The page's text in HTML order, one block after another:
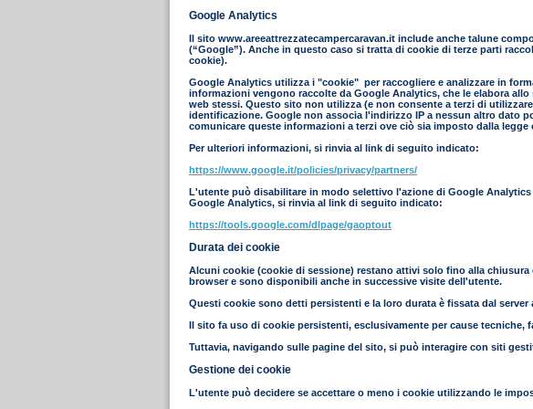
Google Analytics
Il sito www.areeattrezzatecampercaravan.it include anche talune
(“Google”). Anche in questo caso si tratta di cookie di terze parti
cookie).
Google Analytics utilizza i "cookie" per raccogliere e analizzare in
informazioni vengono raccolte da Google Analytics, che le elabora
web stessi. Questo sito non utilizza (e non consente a terzi di
identificazione. Google non associa l'indirizzo IP a nessun altro dato
comunicare queste informazioni a terzi ove ciò sia imposto dalla
Per ulteriori informazioni, si rinvia al link di seguito indicato:
https://www.google.it/policies/privacy/partners/
L'utente può disabilitare in modo selettivo l'azione di Google
Google Analytics, si rinvia al link di seguito indicato:
https://tools.google.com/dlpage/gaoptout
Durata dei cookie
Alcuni cookie (cookie di sessione) restano attivi solo fino alla
browser e sono disponibili anche in successive visite dell'utente.
Questi cookie sono detti persistenti e la loro durata è fissata dal
Il sito fa uso di cookie persistenti, esclusivamente per cause
Tuttavia, navigando sulle pagine del sito, si può interagire con siti
Gestione dei cookie
L'utente può decidere se accettare o meno i cookie utilizzando le